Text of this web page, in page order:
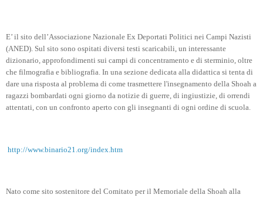
E’ il sito dell’Associazione Nazionale Ex Deportati Politici nei Campi Nazisti
(ANED). Sul sito sono ospitati diversi testi scaricabili, un interessante
dizionario, approfondimenti sui campi di concentramento e di sterminio, oltre
che filmografia e bibliografia. In una sezione dedicata alla didattica si tenta di
dare una risposta al problema di come trasmettere l'insegnamento della Shoah a
ragazzi bombardati ogni giorno da notizie di guerre, di ingiustizie, di orrendi
attentati, con un confronto aperto con gli insegnanti di ogni ordine di scuola.
http://www.binario21.org/index.htm
Nato come sito sostenitore del Comitato per il Memoriale della Shoah alla